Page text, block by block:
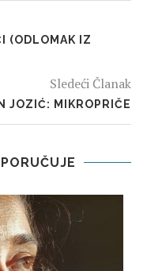
(ODLOMAK IZ
Sledeći Članak
JOZIĆ: MIKROPRIČE